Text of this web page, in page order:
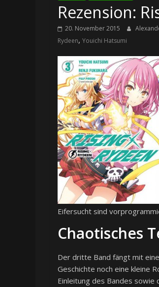
Rezension:
20. November 2015
Rydeen, Youichi Hatsumi
Eifersucht sind
Chaotisches
Der dritte Band fängt mit
Geschichte noch eine kleine
Einleitung des Bandes